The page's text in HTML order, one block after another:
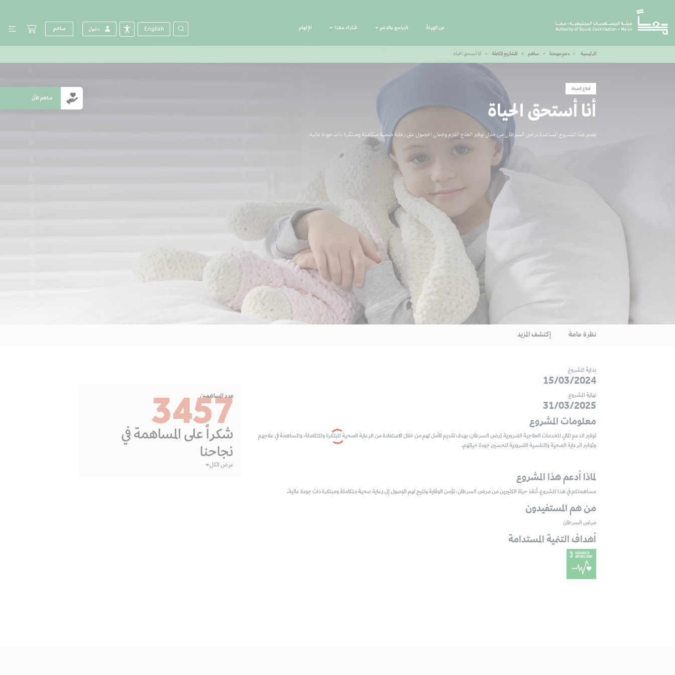
عن الهيئة البرامج والدعم شارك معنا الإلهام English دخول ساهم
الرئيسية دعم مهمتنا ساهم المشاريع المكتملة أنا أستحق الحياة
قطاع الصحة
أنا أستحق الحياة
يقدم هذا المشروع المساعدة لمرضى السرطان من خلال توفير العلاج اللازم وضمان الحصول على رعاية صحية متكاملة ومبتكرة ذات جودة عالية.
نظرة عامة إكتشف المزيد
بداية المشروع
15/03/2024
نهاية المشروع
31/03/2025
معلومات المشروع
توفير الدعم المالي للخدمات العلاجية الضرورية لمرضى السرطان، بهدف تقديم الأمل لهم من خلال الاستفادة من الرعاية الصحية المبتكرة والمتكاملة، والمساهمة في علاجهم
وتوفير الرعاية الصحية والنفسية الضرورية لتحسين جودة حياتهم.
لماذا أدعم هذا المشروع
مساهمتكم في هذا المشروع، تُنقذ حياة الكثيرين من مرضى السرطان، تؤمن الوقاية وتتيح لهم الوصول إلى رعاية صحية متكاملة ومبتكرة ذات جودة عالية.
من هم المستفيدون
مرضى السرطان
أهداف التنمية المستدامة
عدد المساهمين
3457
شكراً على المساهمة في
نجاحنا
عرض الكل
ساهم الآن